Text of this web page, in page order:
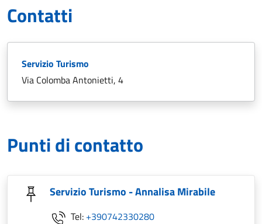
Contatti
Servizio Turismo
Via Colomba Antonietti, 4
Punti di contatto
Servizio Turismo - Annalisa Mirabile
Tel: +390742330280